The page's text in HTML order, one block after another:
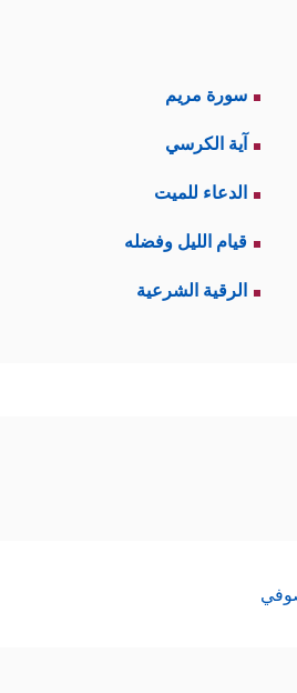
سورة مريم
آية الكرسي
الدعاء للميت
قيام الليل وفضله
الرقية الشرعية